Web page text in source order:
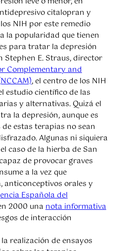
citalopran y
NIH por este remedio
la popularidad que tienen
para tratar la depresión
Stephen E. Straus, director
Complementary and
, el centro de los NIH
estudio científico de las
y alternativas. Quizá el
la depresión, aunque es
estas terapias no sean
Algunas ni siquiera
caso de la hierba de San
de provocar graves
a la vez que
anticonceptivos orales y
Española del
2000 unanota informativa
de interacción
realización de ensayos